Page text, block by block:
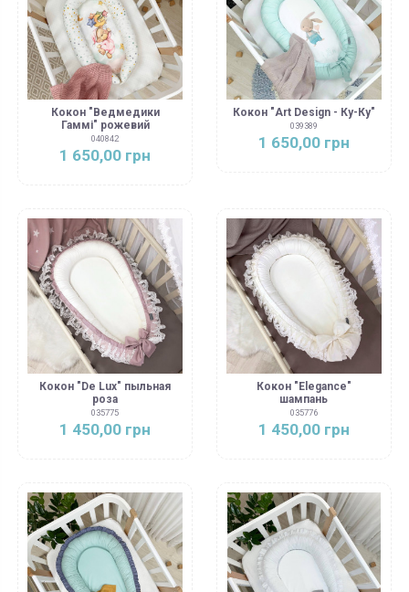
Кокон "Ведмедики
Гаммі" рожевий
040842
1 650,00 грн
Кокон "Art Design - Ку-Ку"
039389
1 650,00 грн
Кокон "De Lux" пыльная
роза
035775
1 450,00 грн
Кокон "Elegance"
шампань
035776
1 450,00 грн